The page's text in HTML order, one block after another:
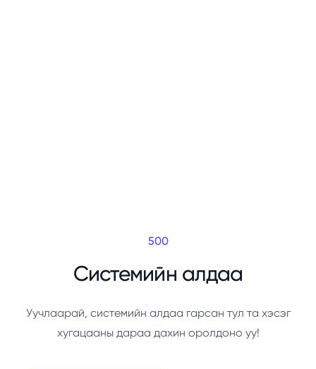
500
Системийн алдаа
Уучлаарай, системийн алдаа гарсан тул та хэсэг
хугацааны дараа дахин оролдоно уу!